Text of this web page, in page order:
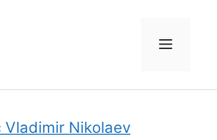
Меню
Vladimir Nikolaev